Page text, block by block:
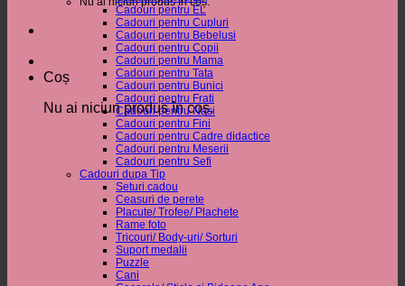
Coș
Nu ai niciun produs în coș.
Cadouri pentru EL
Cadouri pentru Cupluri
Cadouri pentru Bebelusi
Cadouri pentru Copii
Cadouri pentru Mama
Cadouri pentru Tata
Cadouri pentru Bunici
Cadouri pentru Frati
Cadouri pentru Nasi
Cadouri pentru Fini
Cadouri pentru Cadre didactice
Cadouri pentru Meserii
Cadouri pentru Sefi
Cadouri dupa Tip
Seturi cadou
Ceasuri de perete
Placute/ Trofee/ Plachete
Rame foto
Tricouri/ Body-uri/ Sorturi
Suport medalii
Puzzle
Cani